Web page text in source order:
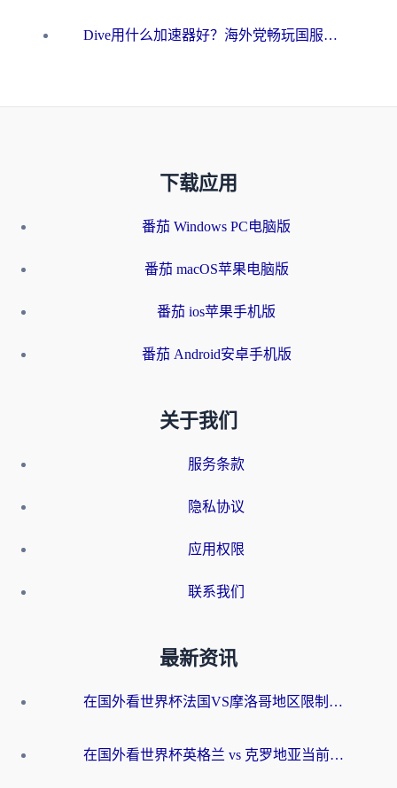
Dive用什么加速器好？海外党畅玩国服游戏的终极避坑指南
下载应用
番茄 Windows PC电脑版
番茄 macOS苹果电脑版
番茄 ios苹果手机版
番茄 Android安卓手机版
关于我们
服务条款
隐私协议
应用权限
联系我们
最新资讯
在国外看世界杯法国VS摩洛哥地区限制？这篇指南让你流畅看中文解说无压力
在国外看世界杯英格兰 vs 克罗地亚当前地区不可播放？这篇指南帮你搞定所有海外观赛难题